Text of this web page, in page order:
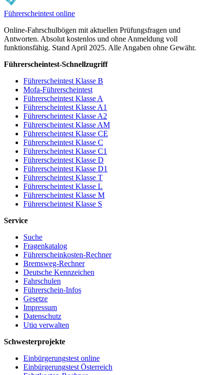
Führerscheintest online
Online-Fahrschulbögen mit aktuellen Prüfungsfragen und
Antworten. Absolut kostenlos und ohne Anmeldung voll
funktionsfähig. Stand April 2025. Alle Angaben ohne Gewähr.
Führerscheintest-Schnellzugriff
Führerscheintest Klasse B
Mofa-Führerscheintest
Führerscheintest Klasse A
Führerscheintest Klasse A1
Führerscheintest Klasse A2
Führerscheintest Klasse AM
Führerscheintest Klasse CE
Führerscheintest Klasse C
Führerscheintest Klasse C1
Führerscheintest Klasse D
Führerscheintest Klasse D1
Führerscheintest Klasse T
Führerscheintest Klasse L
Führerscheintest Klasse M
Führerscheintest Klasse S
Service
Suche
Fragenkatalog
Führerscheinkosten-Rechner
Bremsweg-Rechner
Deutsche Kennzeichen
Fahrschulen
Führerschein-Infos
Gesetze
Impressum
Datenschutz
Utiq verwalten
Schwesterprojekte
Einbürgerungstest online
Einbürgerungstest Österreich